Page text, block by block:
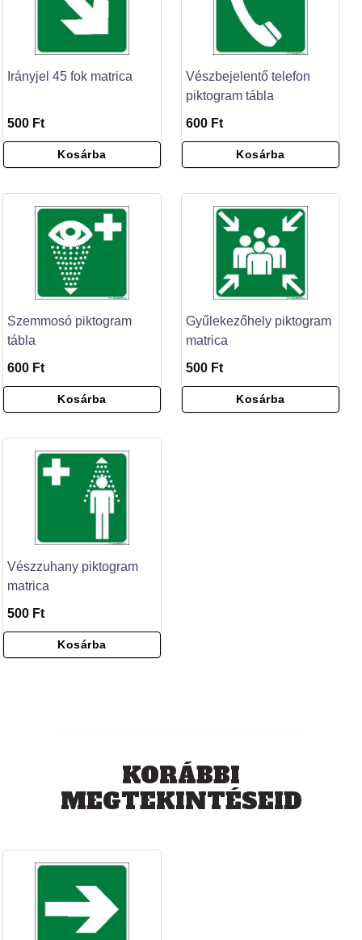
Irányjel 45 fok matrica
500 Ft
Kosárba
Vészbejelentő telefon
piktogram tábla
600 Ft
Kosárba
Szemmosó piktogram
tábla
600 Ft
Kosárba
Gyűlekezőhely piktogram
matrica
500 Ft
Kosárba
Vészzuhany piktogram
matrica
500 Ft
Kosárba
KORÁBBI
MEGTEKINTÉSEID